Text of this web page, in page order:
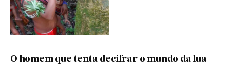
O homem que tenta decifrar o mundo da lua